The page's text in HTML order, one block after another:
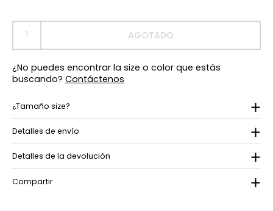
AGOTADO
¿No puedes encontrar la size o color que estás
buscando? Contáctenos
¿Tamaño size?
Detalles de envío
Detalles de la devolución
Compartir